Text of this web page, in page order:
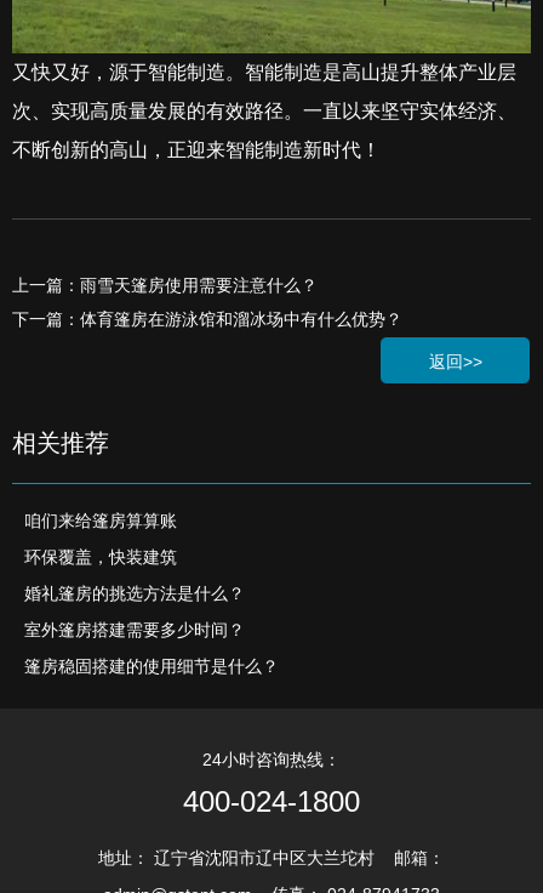
又快又好，源于智能制造。智能制造是高山提升整体产业层
次、实现高质量发展的有效路径。一直以来坚守实体经济、
不断创新的高山，正迎来智能制造新时代！
上一篇：雨雪天篷房使用需要注意什么？
下一篇：体育篷房在游泳馆和溜冰场中有什么优势？
返回>>
相关推荐
咱们来给篷房算算账
环保覆盖，快装建筑
婚礼篷房的挑选方法是什么？
室外篷房搭建需要多少时间？
篷房稳固搭建的使用细节是什么？
24小时咨询热线：
400-024-1800
地址： 辽宁省沈阳市辽中区大兰坨村 邮箱：